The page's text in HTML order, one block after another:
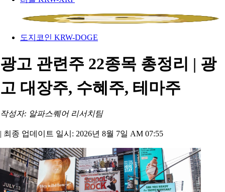
도지코인 KRW-DOGE
광고 관련주 22종목 총정리 | 광
고 대장주, 수혜주, 테마주
작성자: 알파스퀘어 리서치팀
| 최종 업데이트 일시: 2026년 8월 7일 AM 07:55